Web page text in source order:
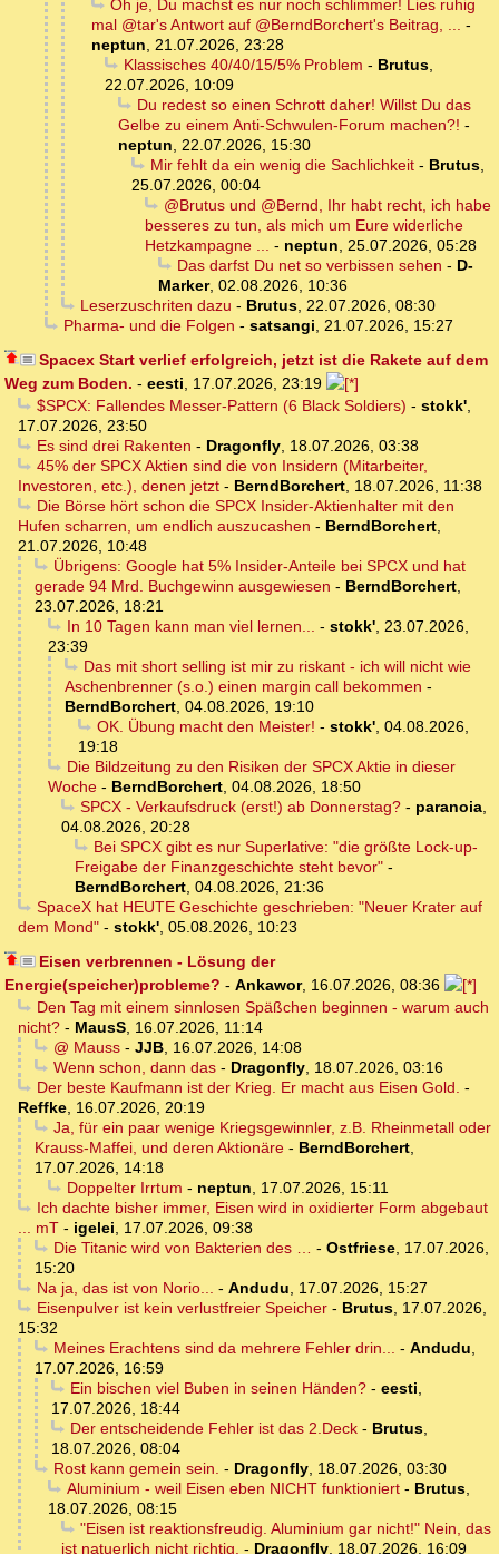
Oh je, Du machst es nur noch schlimmer! Lies ruhig
mal @tar's Antwort auf @BerndBorchert's Beitrag, ... -
neptun, 21.07.2026, 23:28
Klassisches 40/40/15/5% Problem - Brutus,
22.07.2026, 10:09
Du redest so einen Schrott daher! Willst Du das
Gelbe zu einem Anti-Schwulen-Forum machen?! -
neptun, 22.07.2026, 15:30
Mir fehlt da ein wenig die Sachlichkeit- Brutus,
25.07.2026, 00:04
@Brutus und @Bernd, Ihr habt recht, ich habe
besseres zu tun, als mich um Eure widerliche
Hetzkampagne ... - neptun, 25.07.2026, 05:28
Das darfst Du net so verbissen sehen - D-
Marker, 02.08.2026, 10:36
Leserzuschriten dazu - Brutus, 22.07.2026, 08:30
Pharma- und die Folgen - satsangi, 21.07.2026, 15:27
Spacex Start verlief erfolgreich, jetzt ist die Rakete auf dem
Weg zum Boden. - eesti, 17.07.2026, 23:19
$SPCX: Fallendes Messer-Pattern (6 Black Soldiers) - stokk',
17.07.2026, 23:50
Es sind drei Rakenten - Dragonfly, 18.07.2026, 03:38
45% der SPCX Aktien sind die von Insidern (Mitarbeiter,
Investoren, etc.), denen jetzt - BerndBorchert, 18.07.2026, 11:38
Die Börse hört schon die SPCX Insider-Aktienhalter mit den
Hufen scharren, um endlich auszucashen - BerndBorchert,
21.07.2026, 10:48
Übrigens: Google hat 5% Insider-Anteile bei SPCX und hat
gerade 94 Mrd. Buchgewinn ausgewiesen - BerndBorchert,
23.07.2026, 18:21
In 10 Tagen kann man viel lernen... - stokk', 23.07.2026,
23:39
Das mit short selling ist mir zu riskant - ich will nicht wie
Aschenbrenner (s.o.) einen margin call bekommen -
BerndBorchert, 04.08.2026, 19:10
OK. Übung macht den Meister! - stokk', 04.08.2026,
19:18
Die Bildzeitung zu den Risiken der SPCX Aktie in dieser
Woche - BerndBorchert, 04.08.2026, 18:50
SPCX - Verkaufsdruck (erst!) ab Donnerstag?- paranoia,
04.08.2026, 20:28
Bei SPCX gibt es nur Superlative: "die größte Lock-up-
Freigabe der Finanzgeschichte steht bevor" -
BerndBorchert, 04.08.2026, 21:36
SpaceX hat HEUTE Geschichte geschrieben: "Neuer Krater auf
dem Mond" - stokk', 05.08.2026, 10:23
Eisen verbrennen - Lösung der
Energie(speicher)probleme? - Ankawor, 16.07.2026, 08:36
Den Tag mit einem sinnlosen Späßchen beginnen - warum auch
nicht? - MausS, 16.07.2026, 11:14
@ Mauss- JJB, 16.07.2026, 14:08
Wenn schon, dann das- Dragonfly, 18.07.2026, 03:16
Der beste Kaufmann ist der Krieg. Er macht aus Eisen Gold. -
Reffke, 16.07.2026, 20:19
Ja, für ein paar wenige Kriegsgewinnler, z.B. Rheinmetall oder
Krauss-Maffei, und deren Aktionäre - BerndBorchert,
17.07.2026, 14:18
Doppelter Irrtum - neptun, 17.07.2026, 15:11
Ich dachte bisher immer, Eisen wird in oxidierter Form abgebaut
... mT - igelei, 17.07.2026, 09:38
Die Titanic wird von Bakterien des … - Ostfriese, 17.07.2026,
15:20
Na ja, das ist von Norio... - Andudu, 17.07.2026, 15:27
Eisenpulver ist kein verlustfreier Speicher- Brutus, 17.07.2026,
15:32
Meines Erachtens sind da mehrere Fehler drin... - Andudu,
17.07.2026, 16:59
Ein bischen viel Buben in seinen Händen?- eesti,
17.07.2026, 18:44
Der entscheidende Fehler ist das 2.Deck- Brutus,
18.07.2026, 08:04
Rost kann gemein sein. - Dragonfly, 18.07.2026, 03:30
Aluminium - weil Eisen eben NICHT funktioniert- Brutus,
18.07.2026, 08:15
"Eisen ist reaktionsfreudig. Aluminium gar nicht!" Nein, das
ist natuerlich nicht richtig. - Dragonfly, 18.07.2026, 16:09